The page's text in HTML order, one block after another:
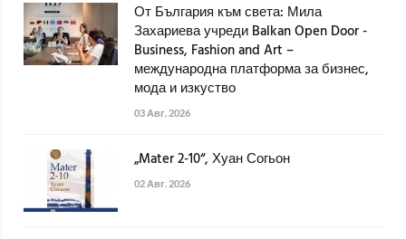
От България към света: Мила
Захариева учреди Balkan Open Door -
Business, Fashion and Art –
международна платформа за бизнес,
мода и изкуство
03 Авг. 2026
„Mater 2-10“, Хуан Согьон
02 Авг. 2026